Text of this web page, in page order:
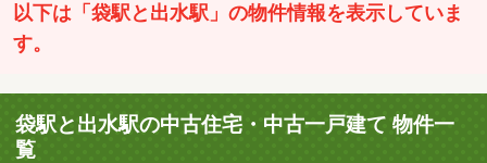
以下は「袋駅と出水駅」の物件情報を表示していま
す。
袋駅と出水駅の中古住宅・中古一戸建て 物件一
覧